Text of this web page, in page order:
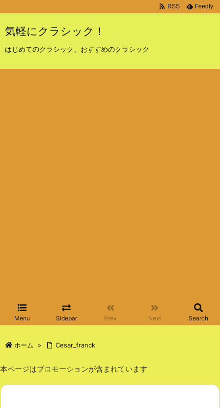
気軽にクラシック！
はじめてのクラシック、おすすめのクラシック
Menu Sidebar Prev Next Search
RSS Feedly
ホーム > Cesar_franck
本ページはプロモーションが含まれています